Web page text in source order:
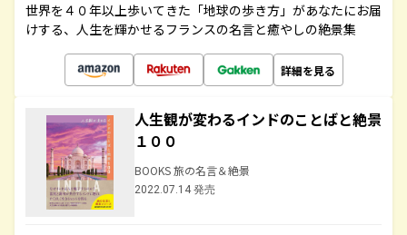
世界を４０年以上歩いてきた「地球の歩き方」があなたにお届
けする、人生を輝かせるフランスの名言と癒やしの絶景集
詳細を見る
人生観が変わるインドのことばと絶景
１００
BOOKS 旅の名言＆絶景
2022.07.14 発売